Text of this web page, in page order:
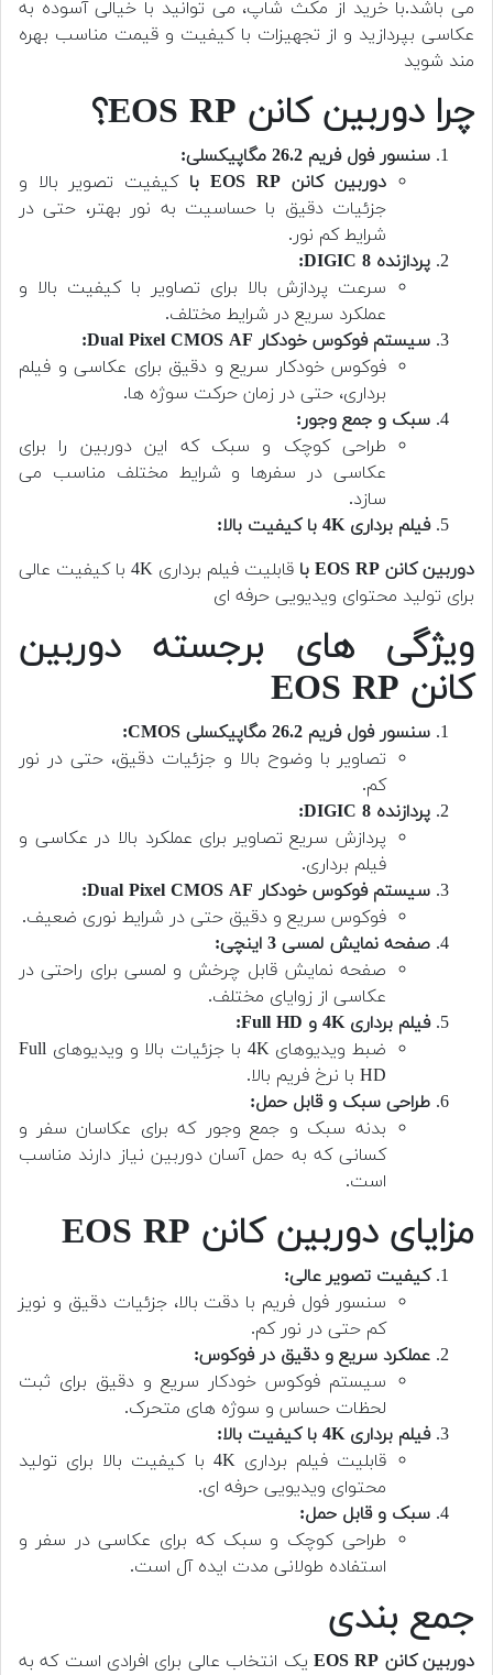
می باشد.با خرید از مکث شاپ، می توانید با خیالی آسوده به
عکاسی بپردازید و از تجهیزات با کیفیت و قیمت مناسب بهره
مند شوید
چرا دوربین کانن EOS RP؟
سنسور فول فریم 26.2 مگاپیکسلی:
دوربین کانن EOS RP با
کیفیت تصویر بالا و
جزئیات دقیق با حساسیت به نور بهتر، حتی در
شرایط کم نور.
پردازنده DIGIC 8:
سرعت پردازش بالا برای تصاویر با کیفیت بالا و
عملکرد سریع در شرایط مختلف.
سیستم فوکوس خودکار Dual Pixel CMOS AF:
فوکوس خودکار سریع و دقیق برای عکاسی و فیلم
برداری، حتی در زمان حرکت سوژه ها.
سبک و جمع وجور:
طراحی کوچک و سبک که این دوربین را برای
عکاسی در سفرها و شرایط مختلف مناسب می
سازد.
فیلم برداری 4K با کیفیت بالا:
دوربین کانن EOS RP با
قابلیت فیلم برداری 4K با کیفیت عالی
برای تولید محتوای ویدیویی حرفه ای
ویژگی های برجسته دوربین
کانن EOS RP
سنسور فول فریم 26.2 مگاپیکسلی CMOS:
تصاویر با وضوح بالا و جزئیات دقیق، حتی در نور
کم.
پردازنده DIGIC 8:
پردازش سریع تصاویر برای عملکرد بالا در عکاسی و
فیلم برداری.
سیستم فوکوس خودکار Dual Pixel CMOS AF:
فوکوس سریع و دقیق حتی در شرایط نوری ضعیف.
صفحه نمایش لمسی 3 اینچی:
صفحه نمایش قابل چرخش و لمسی برای راحتی در
عکاسی از زوایای مختلف.
فیلم برداری 4K و Full HD:
ضبط ویدیوهای 4K با جزئیات بالا و ویدیوهای Full
HD با نرخ فریم بالا.
طراحی سبک و قابل حمل:
بدنه سبک و جمع وجور که برای عکاسان سفر و
کسانی که به حمل آسان دوربین نیاز دارند مناسب
است.
مزایای دوربین کانن EOS RP
کیفیت تصویر عالی:
سنسور فول فریم با دقت بالا، جزئیات دقیق و نویز
کم حتی در نور کم.
عملکرد سریع و دقیق در فوکوس:
سیستم فوکوس خودکار سریع و دقیق برای ثبت
لحظات حساس و سوژه های متحرک.
فیلم برداری 4K با کیفیت بالا:
قابلیت فیلم برداری 4K با کیفیت بالا برای تولید
محتوای ویدیویی حرفه ای.
سبک و قابل حمل:
طراحی کوچک و سبک که برای عکاسی در سفر و
استفاده طولانی مدت ایده آل است.
جمع بندی
دوربین کانن EOS RP
یک انتخاب عالی برای افرادی است که به